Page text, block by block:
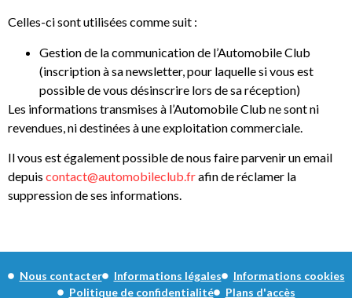
Celles-ci sont utilisées comme suit :
Gestion de la communication de l’Automobile Club
(inscription à sa newsletter, pour laquelle si vous est
possible de vous désinscrire lors de sa réception)
Les informations transmises à l’Automobile Club ne sont ni
revendues, ni destinées à une exploitation commerciale.
Il vous est également possible de nous faire parvenir un email
depuis contact@automobileclub.frafin de réclamer la
suppression de ses informations.
Nous contacter Informations légales
Informations cookies
Politique de confidentialité
Plans d'accès